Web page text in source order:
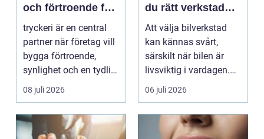
och förtroende för
ditt företag
tryckeri är en central
partner när företag vill
bygga förtroende,
synlighet och en tydlig
profil i a...
08 juli 2026
du rätt verkstad
för din bil
Att välja bilverkstad
kan kännas svårt,
särskilt när bilen är
livsviktig i vardagen.
För många biläg...
06 juli 2026